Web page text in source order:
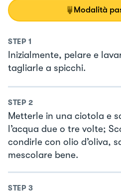
Modalità
STEP 1
Inizialmente, pelare e
tagliarle a spicchi.
STEP 2
Metterle in una ciotola e
l’acqua due o tre volte;
condirle con olio d’oliva,
mescolare bene.
STEP 3